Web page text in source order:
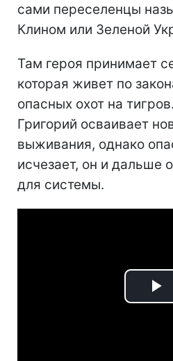
сами переселенцы
Клином или Зеленой
Там героя принимает
которая живет по
опасных охот на
Григорий осваивает
выживания, однако
исчезает, он и дальше
для системы.